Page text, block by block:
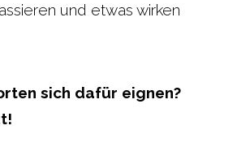
und etwas wirken
sich dafür eignen?